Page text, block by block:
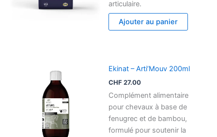
articulaire.
Ajouter au panier
Ekinat – Arti’Mouv 200ml
CHF27.00
Complément alimentaire
pour chevaux à base de
fenugrec et de bambou,
formulé pour soutenir la